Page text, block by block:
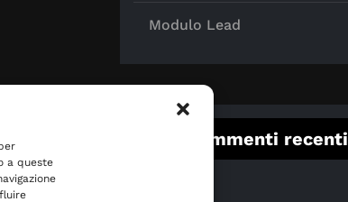
a queste
Modulo Lead
Commenti recenti